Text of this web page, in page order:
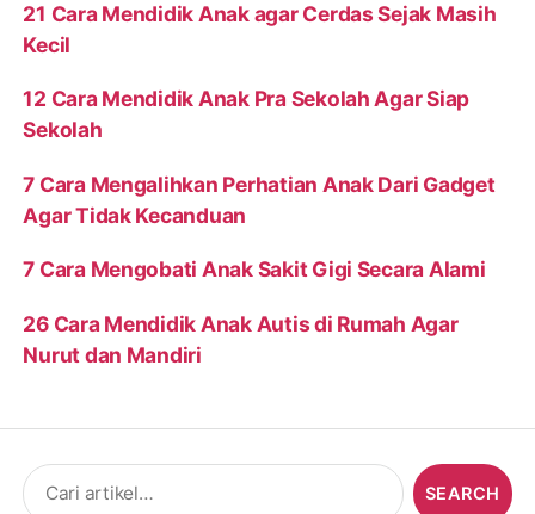
21 Cara Mendidik Anak agar Cerdas Sejak Masih
Kecil
12 Cara Mendidik Anak Pra Sekolah Agar Siap
Sekolah
7 Cara Mengalihkan Perhatian Anak Dari Gadget
Agar Tidak Kecanduan
7 Cara Mengobati Anak Sakit Gigi Secara Alami
26 Cara Mendidik Anak Autis di Rumah Agar
Nurut dan Mandiri
Search
for: